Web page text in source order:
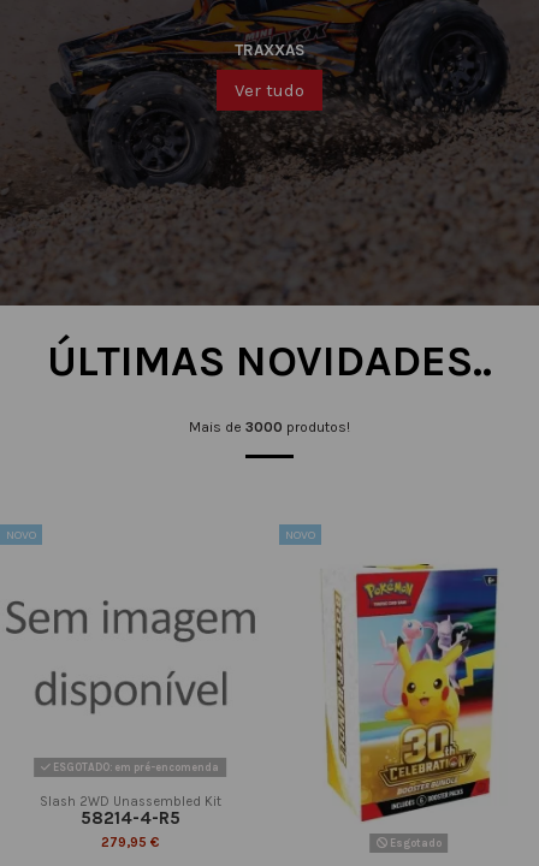
TRAXXAS
Ver tudo
ÚLTIMAS NOVIDADES..
Mais de 3000 produtos!
NOVO
ESGOTADO: em pré-encomenda
Slash 2WD Unassembled Kit
58214-4-R5
279,95 €
NOVO
Esgotado